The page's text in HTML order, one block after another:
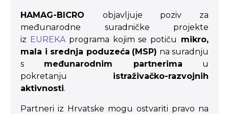
HAMAG-BICRO objavljuje poziv za
međunarodne suradničke projekte
iz EUREKAprograma kojim se potiču mikro,
mala i srednja poduzeća (MSP) na suradnju
s međunarodnim partnerima u
pokretanju istraživačko-razvojnih
aktivnosti.
Partneri iz Hrvatske mogu ostvariti pravo na